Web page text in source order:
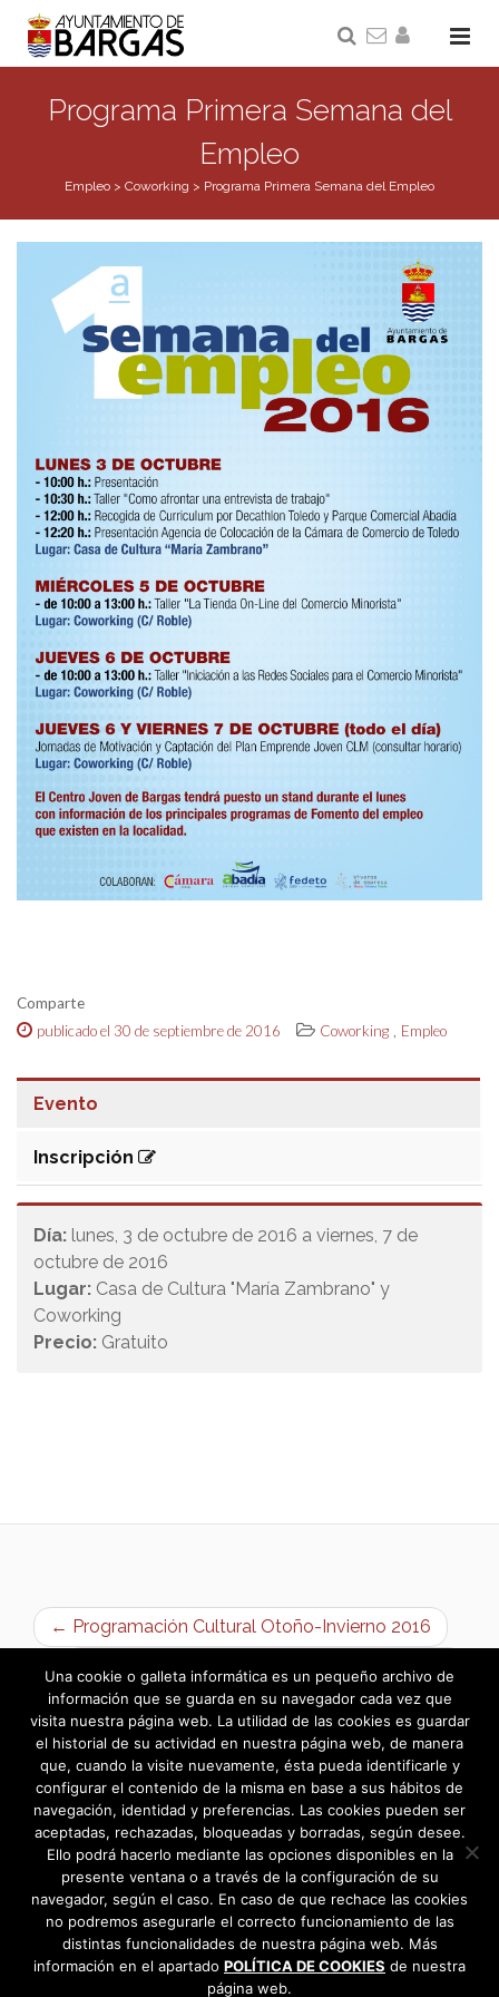
Programa Primera Semana del
Empleo
Empleo > Coworking > Programa Primera Semana del Empleo
Comparte
publicado el 30 de septiembre de 2016
Coworking , Empleo
Evento
Inscripción
Día: lunes, 3 de octubre de 2016 a viernes, 7 de
octubre de 2016
Lugar: Casa de Cultura "María Zambrano" y
Coworking
Precio: Gratuito
← Programación Cultural Otoño-Invierno 2016
Día Internacional de las Personas Mayores →
Una cookie o galleta informática es un pequeño archivo de
información que se guarda en su navegador cada vez que
visita nuestra página web. La utilidad de las cookies es guardar
el historial de su actividad en nuestra página web, de manera
que, cuando la visite nuevamente, ésta pueda identificarle y
configurar el contenido de la misma en base a sus hábitos de
navegación, identidad y preferencias. Las cookies pueden ser
aceptadas, rechazadas, bloqueadas y borradas, según desee.
Ello podrá hacerlo mediante las opciones disponibles en la
presente ventana o a través de la configuración de su
navegador, según el caso. En caso de que rechace las cookies
no podremos asegurarle el correcto funcionamiento de las
distintas funcionalidades de nuestra página web. Más
información en el apartado POLÍTICA DE COOKIES de nuestra
página web.